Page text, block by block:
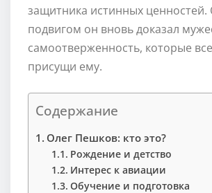
защитника истинных ценностей.
подвигом он вновь доказал
самоотверженность, которые
присущи ему.
Содержание
Олег Пешков: кто это?
Рождение и детство
Интерес к авиации
Обучение и подготовка